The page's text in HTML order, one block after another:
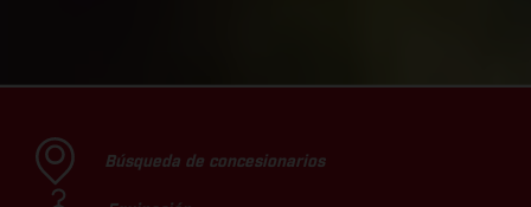
Búsqueda de concesionarios